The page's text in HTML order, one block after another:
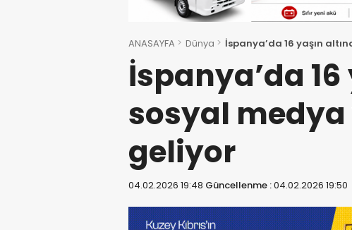
ANASAYFA Dünya İspanya’da 16 yaşın
İspanya’da 16
sosyal medya
geliyor
04.02.2026 19:48 Güncellenme :04.02.2026 19:50